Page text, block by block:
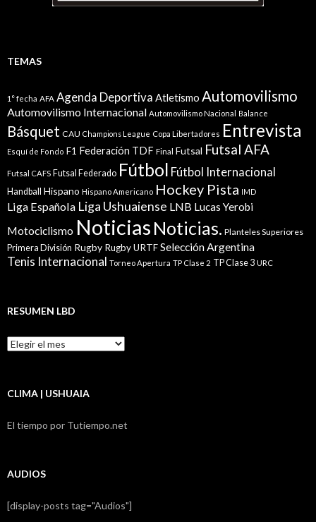
TEMAS
1° fecha AFA Agenda Deportiva Atletismo Automovilismo
Automovilismo Internacional Automovilismo Nacional Balance
Básquet CAU Champions League Copa Libertadores Entrevista
Esquí de Fondo F1 Federación TDF Final Futsal Futsal AFA
Futsal CAFS Futsal Federado Fútbol Fútbol Internacional
Handball Hispano Hispano Americano Hockey Pista IMD
Liga Española Liga Ushuaiense LNB Lucas Yerobi
Motociclismo Noticias Noticias. Planteles Superiores
Primera División Rugby Rugby URTFSelección Argentina
Tenis Internacional Torneo Apertura TP Clase 2 TP Clase 3 URC
RESUMEN LBD
Resumen
LBD
CLIMA | USHUAIA
El tiempo por Tutiempo.net
AUDIOS
[display-posts tag="Audios"]